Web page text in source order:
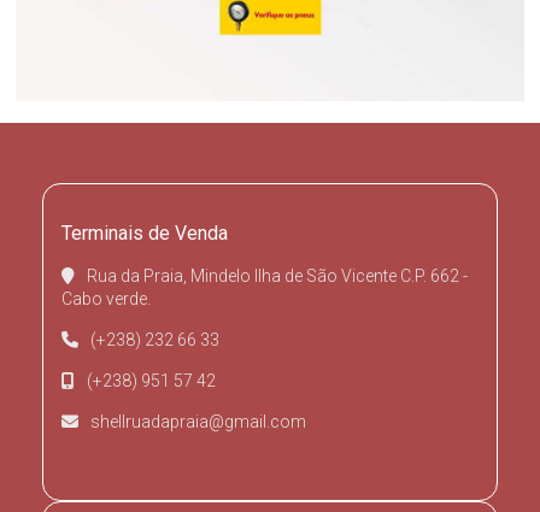
Terminais de Venda
Rua da Praia, Mindelo Ilha de São Vicente C.P. 662 -
Cabo verde.
(+238) 232 66 33
(+238) 951 57 42
shellruadapraia@gmail.com